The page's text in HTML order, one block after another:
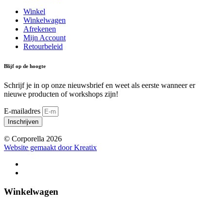
Winkel
Winkelwagen
Afrekenen
Mijn Account
Retourbeleid
Blijf op de hoogte
Schrijf je in op onze nieuwsbrief en weet als eerste wanneer er
nieuwe producten of workshops zijn!
E-mailadres
Inschrijven
© Corporella 2026
Website gemaakt door Kreatix
Winkelwagen